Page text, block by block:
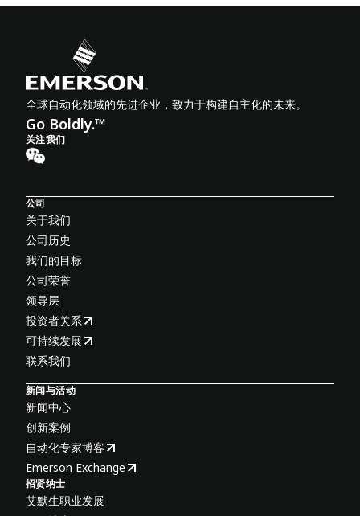
全球自动化领域的先进企业，致力于构建自主化的未来。
Go Boldly.™
关注我们
公司
关于我们
公司历史
我们的目标
公司荣誉
领导层
投资者关系
可持续发展
联系我们
新闻与活动
新闻中心
创新案例
自动化专家博客
Emerson Exchange
招贤纳士
艾默生职业发展